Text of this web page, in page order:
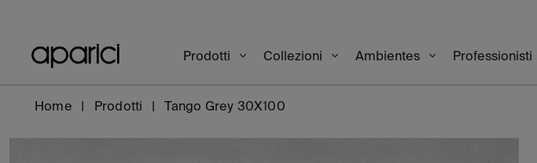
Prodotti Collezioni Ambientes Professionisti
Home Prodotti Tango Grey 30X100